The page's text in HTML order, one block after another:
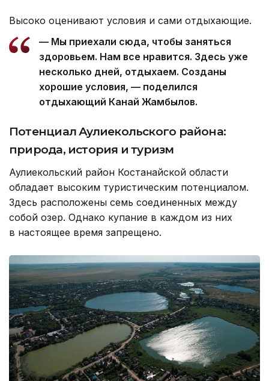
Высоко оценивают условия и сами отдыхающие.
— Мы приехали сюда, чтобы заняться
здоровьем. Нам все нравится. Здесь уже
несколько дней, отдыхаем. Созданы
хорошие условия, — поделился
отдыхающий Канай Жамбылов.
Потенциал Аулиекольского района:
природа, история и туризм
Аулиекольский район Костанайской области
обладает высоким туристическим потенциалом.
Здесь расположены семь соединенных между
собой озер. Однако купание в каждом из них
в настоящее время запрещено.